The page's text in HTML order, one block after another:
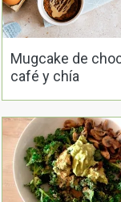
Mugcake de
café y chía